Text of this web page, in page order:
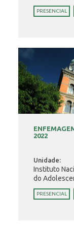
PRESENCIAL
2022
Unidade:
Instituto
do
PRESENCIAL